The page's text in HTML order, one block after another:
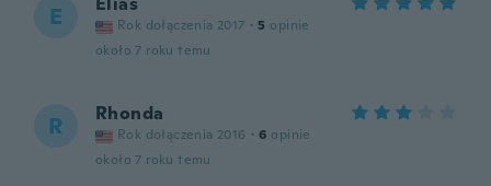
E Rok dołączenia 2017 · 5 opinie
około 7 roku temu
R Rhonda
Rok dołączenia 2016 · 6 opinie
około 7 roku temu